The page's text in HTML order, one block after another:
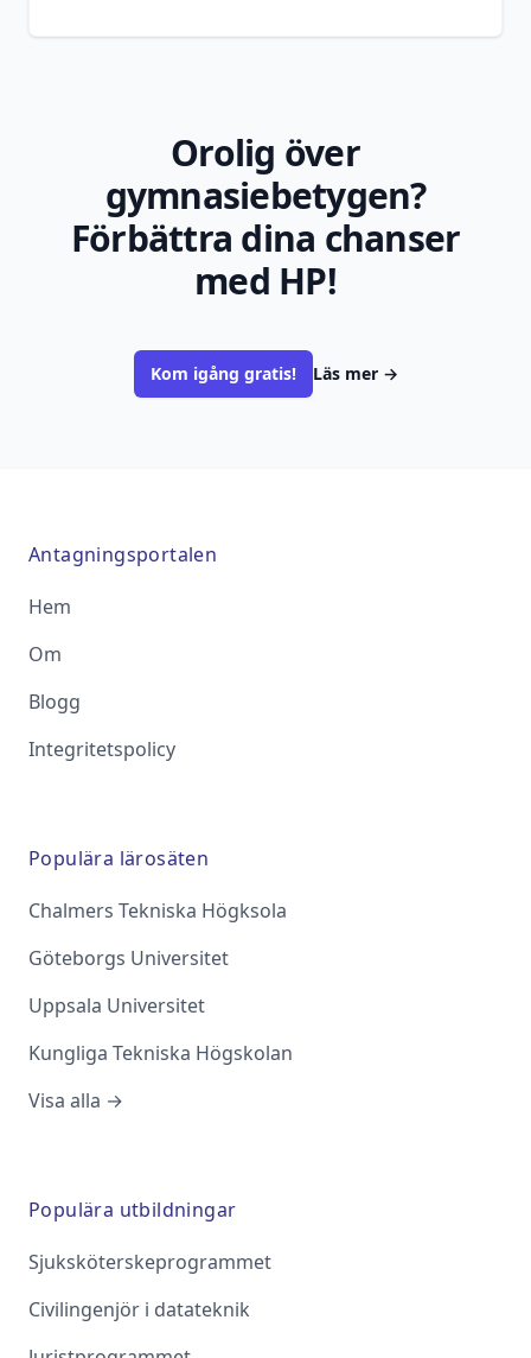
Orolig över
gymnasiebetygen?
Förbättra dina chanser
med HP!
Kom igång gratis! Läs mer →
Antagningsportalen
Hem
Om
Blogg
Integritetspolicy
Populära lärosäten
Chalmers Tekniska Högksola
Göteborgs Universitet
Uppsala Universitet
Kungliga Tekniska Högskolan
Visa alla →
Populära utbildningar
Sjuksköterskeprogrammet
Civilingenjör i datateknik